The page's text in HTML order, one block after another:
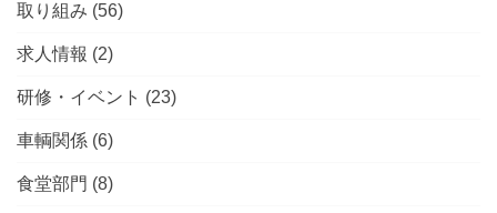
取り組み (56)
求人情報 (2)
研修・イベント (23)
車輌関係 (6)
食堂部門 (8)